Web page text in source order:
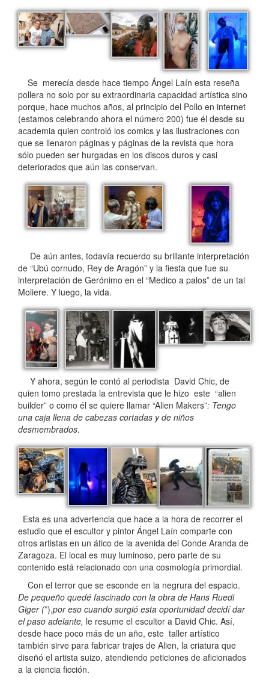
Se merecía desde hace tiempo Ángel Laín esta reseña
pollera no solo por su extraordinaria capacidad artística sino
porque, hace muchos años, al principio del Pollo en internet
(estamos celebrando ahora el número 200) fue él desde su
academia quien controló los comics y las ilustraciones con
que se llenaron páginas y páginas de la revista que hora
sólo pueden ser hurgadas en los discos duros y casi
deteriorados que aún las conservan.
De aún antes, todavía recuerdo su brillante interpretación
de “Ubú cornudo, Rey de Aragón” y la fiesta que fue su
interpretación de Gerónimo en el “Medico a palos” de un tal
Moliere. Y luego, la vida.
Y ahora, según le contó al periodista David Chic, de
quien tomo prestada la entrevista que le hizo este “alien
builder” o como él se quiere llamar “Alien Makers”: Tengo
una caja llena de cabezas cortadas y de niños
desmembrados.
Esta es una advertencia que hace a la hora de recorrer el
estudio que el escultor y pintor Ángel Laín comparte con
otros artistas en un ático de la avenida del Conde Aranda de
Zaragoza. El local es muy luminoso, pero parte de su
contenido está relacionado con una cosmología primordial.
Con el terror que se esconde en la negrura del espacio.
De pequeño quedé fascinado con la obra de Hans Ruedi
Giger (*),por eso cuando surgió esta oportunidad decidí dar
el paso adelante, le resume el escultor a David Chic. Así,
desde hace poco más de un año, este taller artístico
también sirve para fabricar trajes de Alien, la criatura que
diseñó el artista suizo, atendiendo peticiones de aficionados
a la ciencia ficción.